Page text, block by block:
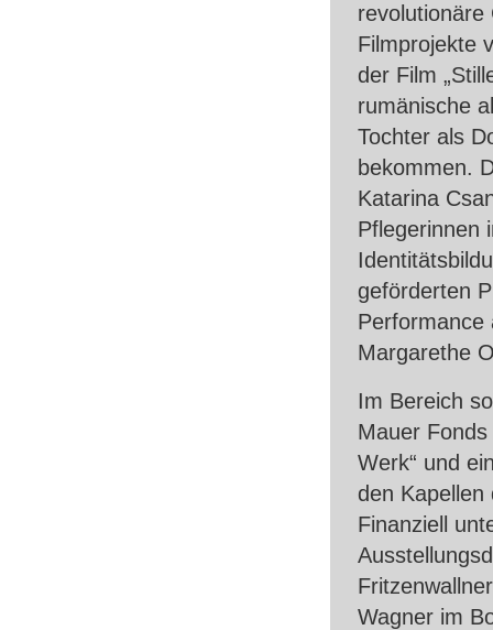
revolutionäre
Filmprojekte
der Film
rumänische
Tochter als
bekommen.
Katarina
Pflegerinnen
geförderten
Performance
Margarethe
Im Bereich
Mauer
Werk“ und
den Kapellen
Finanziell
Wagner im